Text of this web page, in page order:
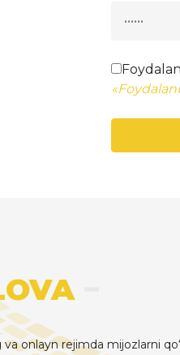
onlayn rejimda mijozlarni